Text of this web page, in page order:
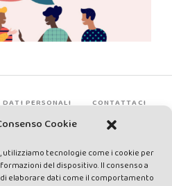
Cookie
tecnologie come i cookie per
del dispositivo. Il consenso a
elaborare dati come il comportamento
DATI PERSONALI CONTATTACI